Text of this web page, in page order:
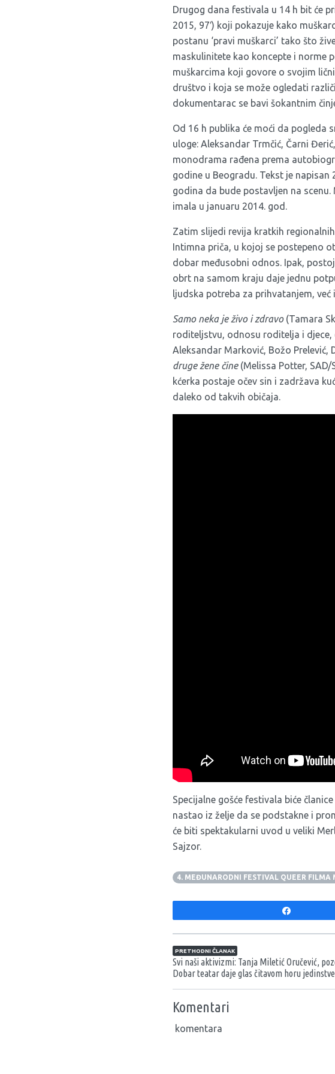
Drugog dana festivala u 14 h bit će
2015, 97′) koji pokazuje kako
postanu ‘pravi muškarci’ tako što
maskulinitete kao koncepte i norme
muškarcima koji govore o svojim
društvo i koja se može ogledati
dokumentarac se bavi šokantnim
Od 16 h publika će moći da pogleda
uloge: Aleksandar Trmčić, Čarni
monodrama rađena prema
godine u Beogradu. Tekst je napisan
godina da bude postavljen na
imala u januaru 2014. god.
Zatim slijedi revija kratkih
Intimna priča, u kojoj se postepeno
dobar međusobni odnos. Ipak,
obrt na samom kraju daje jednu
ljudska potreba za prihvatanjem,
Samo neka je živo i zdravo(Tamara
roditeljstvu, odnosu roditelja i djece,
Aleksandar Marković, Božo Prelević,
druge žene čine(Melissa Potter, SAD/
kćerka postaje očev sin i zadržava
daleko od takvih običaja.
biološkom porodicom, po prvi put
osvojio nagradu Teddy za najbolji
Specijalne gošće festivala biće članice
nastao iz želje da se podstakne i
će biti spektakularni uvod u veliki
Sajzor.
4. MEĐUNARODNI FESTIVAL QUEER FILMA
Navigacija članaka
PRETHODNI ČLANAK
Svi naši aktivizmi: Tanja Miletić Oručević,
Dobar teatar daje glas čitavom horu
Komentari
komentara